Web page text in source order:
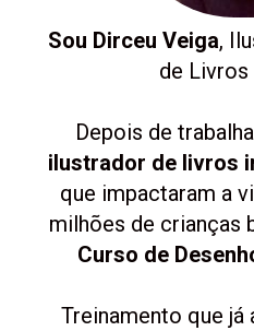
Sou Dirceu Veiga,
de Livros
Depois de
ilustrador de livros
que impactaram a
milhões de crianças
Curso de
Treinamento que já